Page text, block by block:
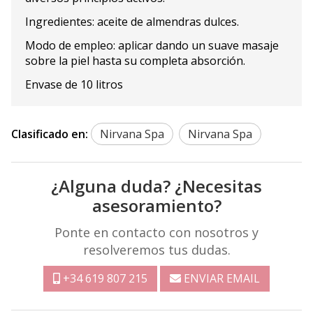
Ingredientes: aceite de almendras dulces.
Modo de empleo: aplicar dando un suave masaje
sobre la piel hasta su completa absorción.
Envase de 10 litros
Clasificado en: Nirvana Spa Nirvana Spa
¿Alguna duda? ¿Necesitas
asesoramiento?
Ponte en contacto con nosotros y
resolveremos tus dudas.
+34 619 807 215 ENVIAR EMAIL